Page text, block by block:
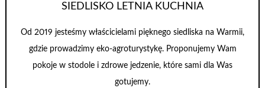
SIEDLISKO LETNIA KUCHNIA
Od 2019 jesteśmy właścicielami pięknego siedliska na Warmii,
gdzie prowadzimy eko-agroturystykę. Proponujemy Wam
pokoje w stodole i zdrowe jedzenie, które sami dla Was
gotujemy.